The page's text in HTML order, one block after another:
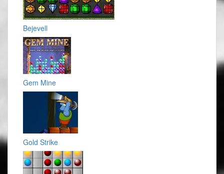
Bejevell
Gem Mine
Gold Strike